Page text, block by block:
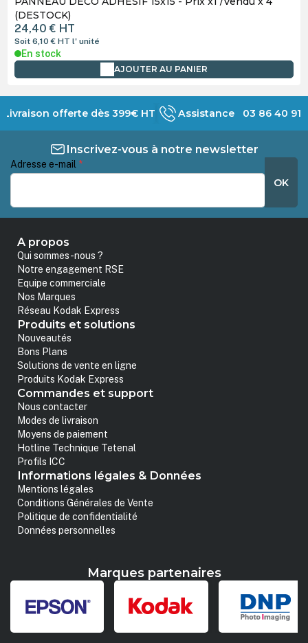
(DESTOCK)
24,40 € HT
Soit 6,10 €HTl' unité
En stock
AJOUTER AU PANIER
Livraison offerte dès 399€ HT Assistance 03 86 40 91
Inscrivez-vous à notre newsletter
Adresse e-mail *
OK
A propos
Qui sommes-nous ?
Notre engagement RSE
Equipe commerciale
Nos Marques
Réseau Kodak Express
Produits et solutions
Nouveautés
Bons Plans
Solutions de vente en ligne
Produits Kodak Express
Commandes et support
Nous contacter
Modes de livraison
Moyens de paiement
Hotline Technique Tetenal
Profils ICC
Informations légales & Données
Mentions légales
Conditions Générales de Vente
Politique de confidentialité
Données personnelles
Marques partenaires